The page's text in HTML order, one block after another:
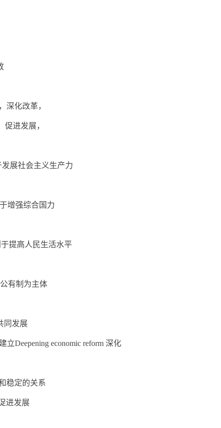
深化改革，
促进发展，
发展社会主义生产力
于增强综合国力
于提高人民生活水平
公有制为主体
同发展
立Deepening economic reform 深化
稳定的关系
进发展